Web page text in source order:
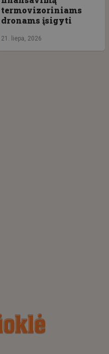
termovizoriniams
dronams įsigyti
21. liepa, 2026